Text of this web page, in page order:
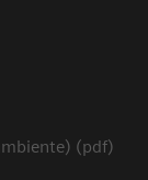
(pdf)